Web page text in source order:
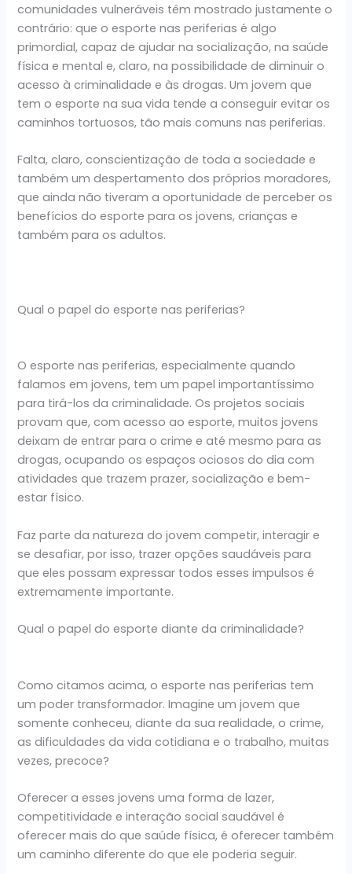
comunidades vulneráveis têm mostrado justamente o
contrário: que o esporte nas periferias é algo
primordial, capaz de ajudar na socialização, na saúde
física e mental e, claro, na possibilidade de diminuir o
acesso à criminalidade e às drogas. Um jovem que
tem o esporte na sua vida tende a conseguir evitar os
caminhos tortuosos, tão mais comuns nas periferias.
Falta, claro, conscientização de toda a sociedade e
também um despertamento dos próprios moradores,
que ainda não tiveram a oportunidade de perceber os
benefícios do esporte para os jovens, crianças e
também para os adultos.
Qual o papel do esporte nas periferias?
O esporte nas periferias, especialmente quando
falamos em jovens, tem um papel importantíssimo
para tirá-los da criminalidade. Os projetos sociais
provam que, com acesso ao esporte, muitos jovens
deixam de entrar para o crime e até mesmo para as
drogas, ocupando os espaços ociosos do dia com
atividades que trazem prazer, socialização e bem-
estar físico.
Faz parte da natureza do jovem competir, interagir e
se desafiar, por isso, trazer opções saudáveis para
que eles possam expressar todos esses impulsos é
extremamente importante.
Qual o papel do esporte diante da criminalidade?
Como citamos acima, o esporte nas periferias tem
um poder transformador. Imagine um jovem que
somente conheceu, diante da sua realidade, o crime,
as dificuldades da vida cotidiana e o trabalho, muitas
vezes, precoce?
Oferecer a esses jovens uma forma de lazer,
competitividade e interação social saudável é
oferecer mais do que saúde física, é oferecer também
um caminho diferente do que ele poderia seguir.